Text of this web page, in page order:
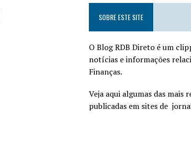
SOBRE ESTE SITE
O Blog RDB Direto é um
notícias e informações
Finanças.
Veja aqui algumas das mais
publicadas em sites de